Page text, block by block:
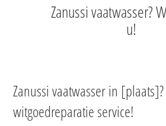
Zanussi vaatwasser?
u!
Zanussi vaatwasser in
witgoedreparatie service!